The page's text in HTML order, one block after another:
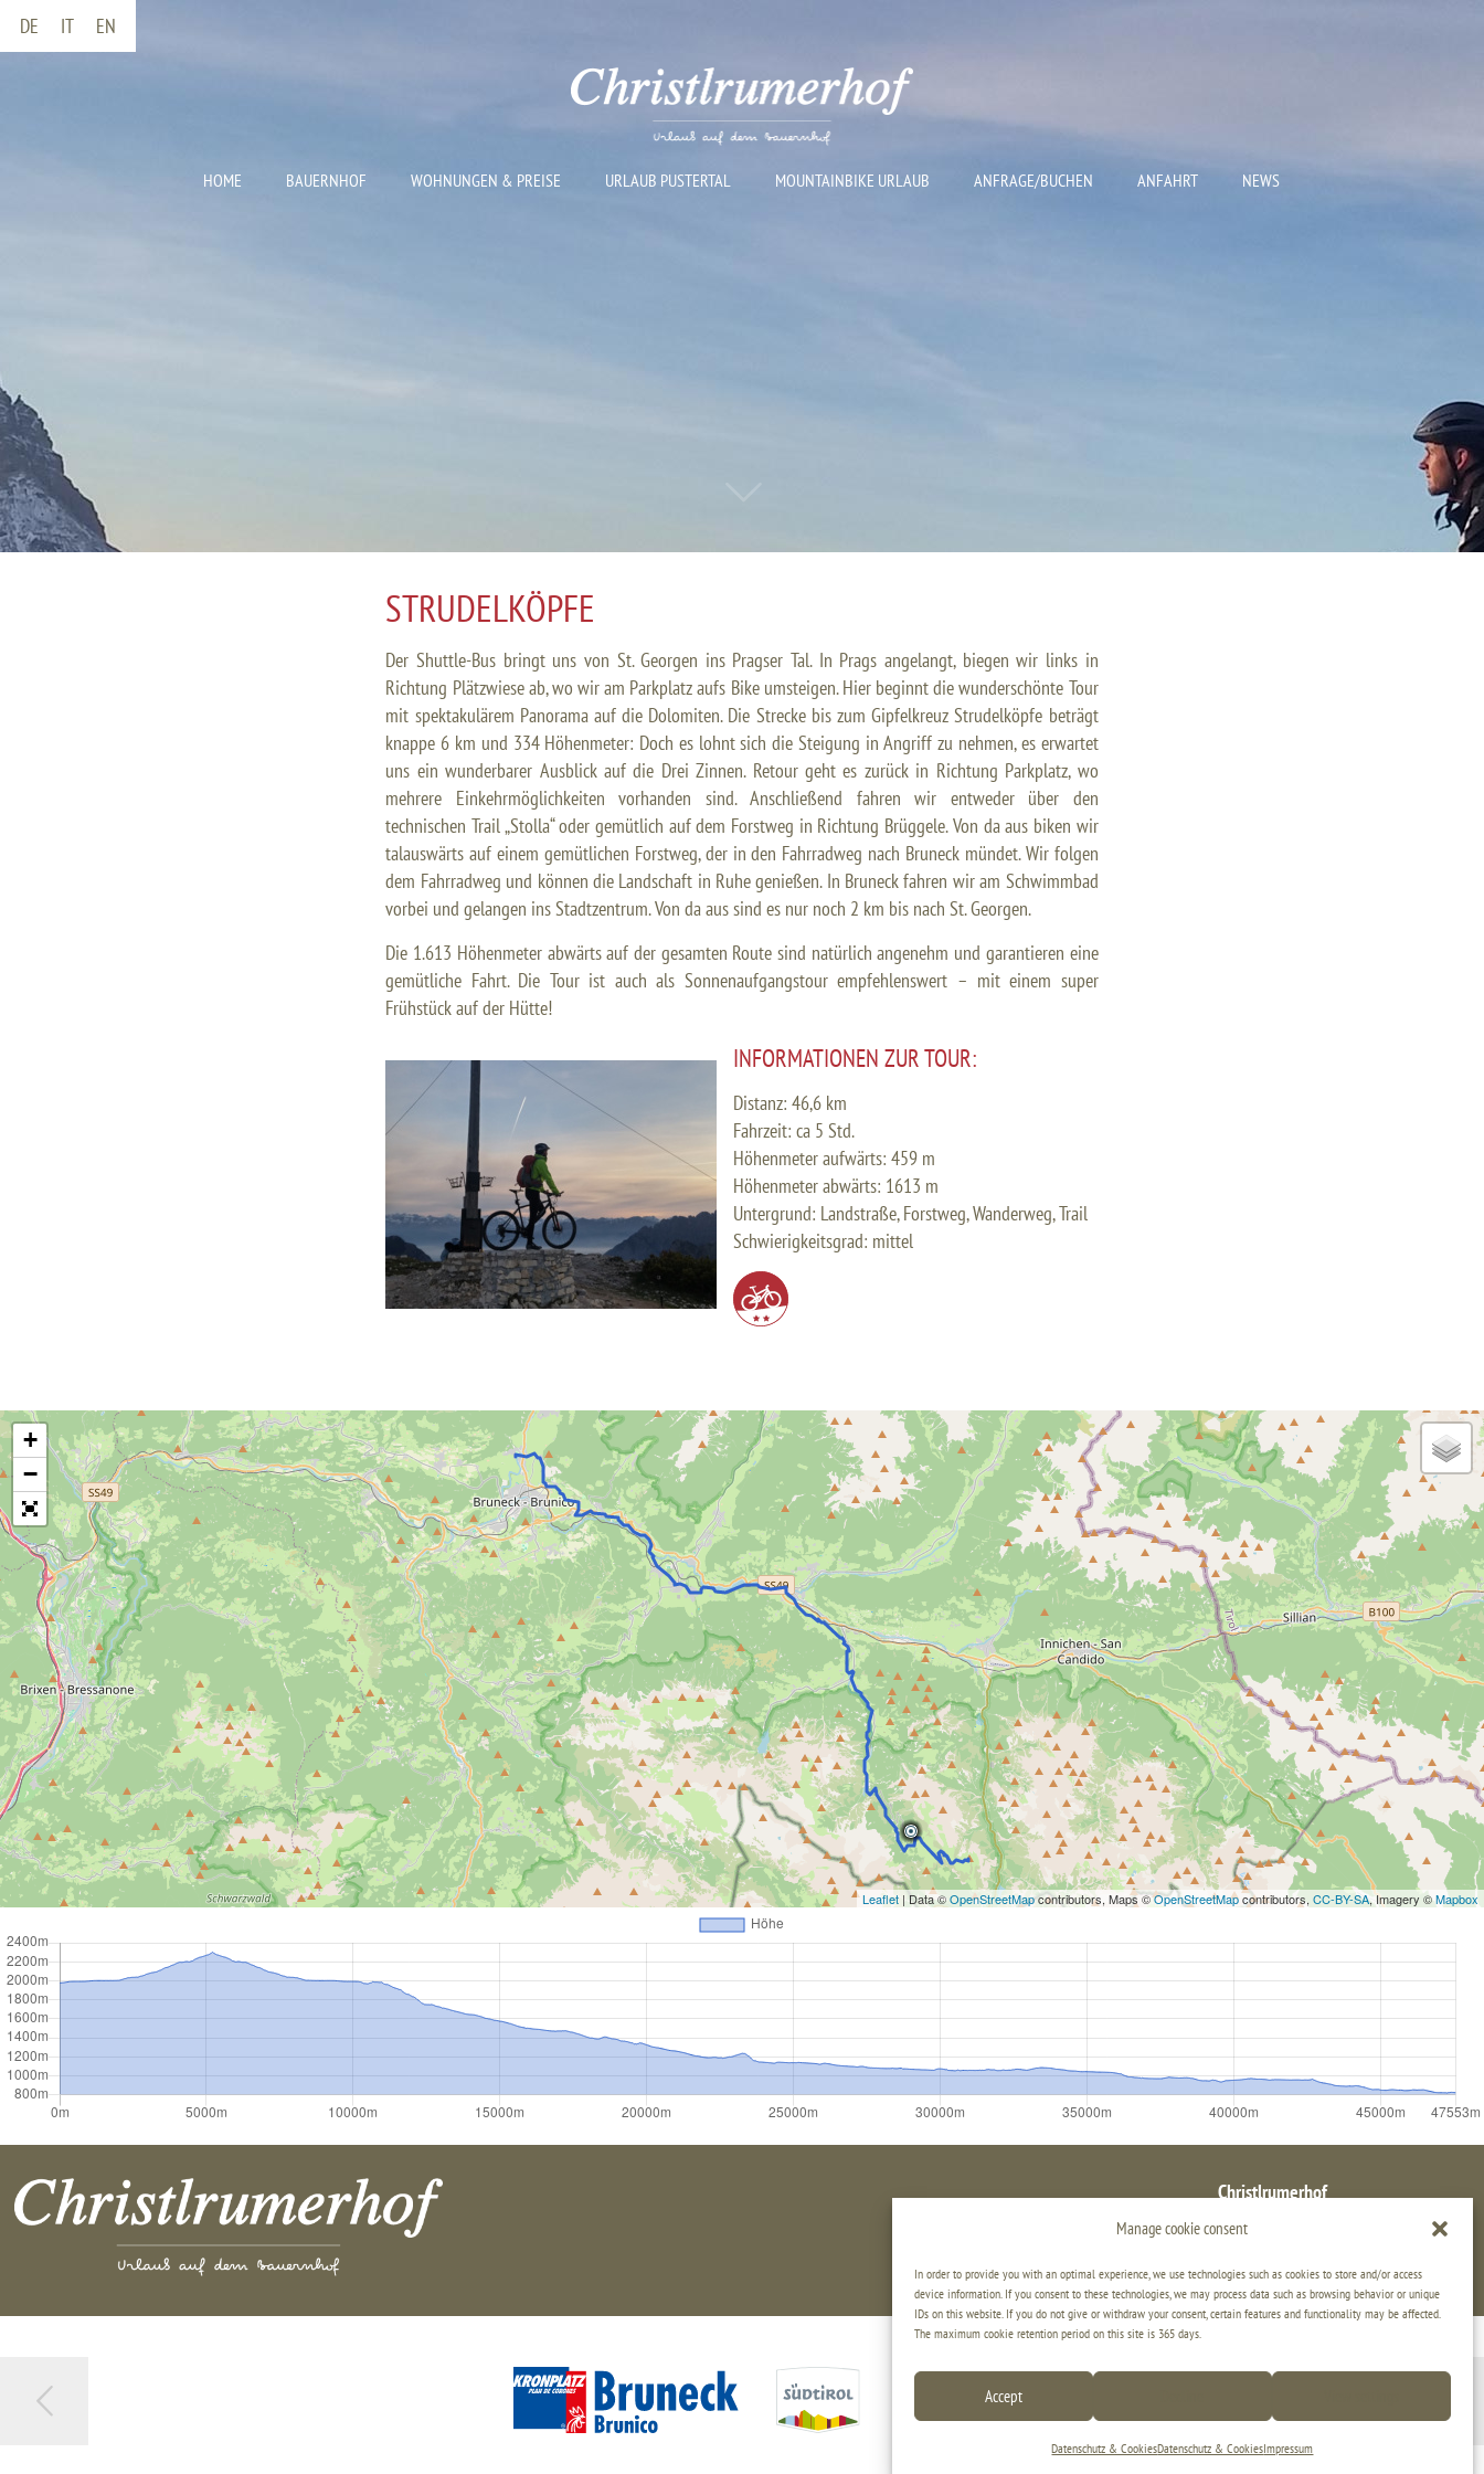
Manage cookie consent
In order to provide you with an optimal experience, we use technologies such as cookies to store and/or access
device information. If you consent to these technologies, we may process data such as browsing behavior or unique
IDs on this website. If you do not give or withdraw your consent, certain features and functionality may be affected.
The maximum cookie retention period on this site is 365 days.
Accept
Datenschutz & CookiesDatenschutz & CookiesImpressum
HOME BAUERNHOF WOHNUNGEN & PREISE URLAUB PUSTERTAL MOUNTAINBIKE URLAUB ANFRAGE/BUCHEN ANFAHRT NEWS
STRUDELKÖPFE
Der Shuttle-Bus bringt uns von St. Georgen ins Pragser Tal. In Prags angelangt, biegen wir links in
Richtung Plätzwiese ab, wo wir am Parkplatz aufs Bike umsteigen. Hier beginnt die wunderschönte Tour
mit spektakulärem Panorama auf die Dolomiten. Die Strecke bis zum Gipfelkreuz Strudelköpfe beträgt
knappe 6 km und 334 Höhenmeter: Doch es lohnt sich die Steigung in Angriff zu nehmen, es erwartet
uns ein wunderbarer Ausblick auf die Drei Zinnen. Retour geht es zurück in Richtung Parkplatz, wo
mehrere Einkehrmöglichkeiten vorhanden sind. Anschließend fahren wir entweder über den
technischen Trail „Stolla“ oder gemütlich auf dem Forstweg in Richtung Brüggele. Von da aus biken wir
talauswärts auf einem gemütlichen Forstweg, der in den Fahrradweg nach Bruneck mündet. Wir folgen
dem Fahrradweg und können die Landschaft in Ruhe genießen. In Bruneck fahren wir am Schwimmbad
vorbei und gelangen ins Stadtzentrum. Von da aus sind es nur noch 2 km bis nach St. Georgen.
Die 1.613 Höhenmeter abwärts auf der gesamten Route sind natürlich angenehm und garantieren eine
gemütliche Fahrt. Die Tour ist auch als Sonnenaufgangstour empfehlenswert – mit einem super
Frühstück auf der Hütte!
INFORMATIONEN ZUR TOUR:
Distanz: 46,6 km
Fahrzeit: ca 5 Std.
Höhenmeter aufwärts: 459 m
Höhenmeter abwärts: 1613 m
Untergrund: Landstraße, Forstweg, Wanderweg, Trail
Schwierigkeitsgrad: mittel
+
−
Leaflet | Data ©OpenStreetMapcontributors, Maps ©OpenStreetMapcontributors, CC-BY-SA, Imagery ©Mapbox
Christlrumerhof
Gissbachstraße 22 – I-39031 Bruneck – Tel. 0039 349 5923302
Imprint|Privacy & Cookies|WE LIKE TO MUWit
DE IT EN